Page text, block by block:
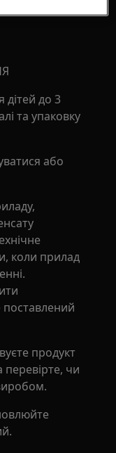
дітей до 3
та упаковку
або
коли прилад
поставлений
продукт
чи